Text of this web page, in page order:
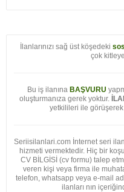
İlanlarınızı sağ üst köşedeki
çok
Bu iş ilanına BAŞVURU
oluşturmanıza gerek yoktur.
yetkilileri ile
Seriisilanlari.com İnternet seri
hizmeti vermektedir. Hiç bir
CV BİLGİSİ (cv formu) talep
veren kişi veya firma ile
telefon, whatsapp veya e-mail
ilanları nın